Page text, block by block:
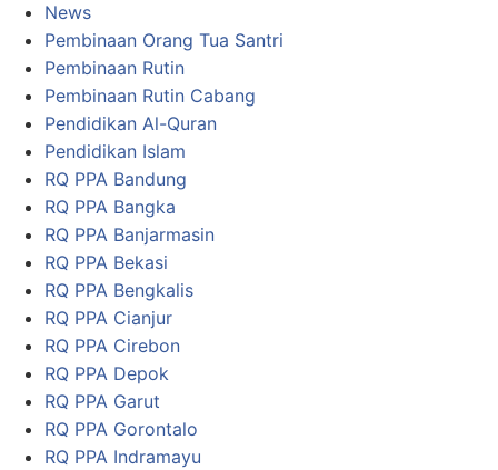
News
Pembinaan Orang Tua Santri
Pembinaan Rutin
Pembinaan Rutin Cabang
Pendidikan Al-Quran
Pendidikan Islam
RQ PPA Bandung
RQ PPA Bangka
RQ PPA Banjarmasin
RQ PPA Bekasi
RQ PPA Bengkalis
RQ PPA Cianjur
RQ PPA Cirebon
RQ PPA Depok
RQ PPA Garut
RQ PPA Gorontalo
RQ PPA Indramayu